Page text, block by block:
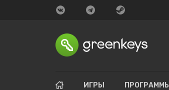
ИГРЫ ПРОГРАММЫ